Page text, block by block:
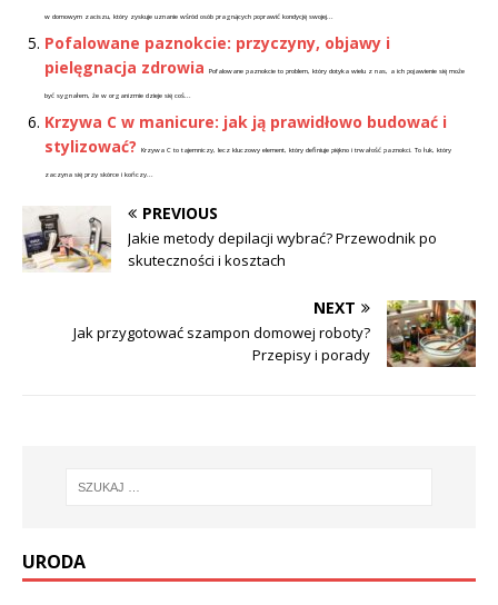
w domowym zaciszu, który zyskuje uznanie wśród osób pragnących poprawić kondycję swojej...
Pofalowane paznokcie: przyczyny, objawy i
pielęgnacja zdrowia
Pofalowane paznokcie to problem, który dotyka wielu z nas, a ich pojawienie się może
być sygnałem, że w organizmie dzieje się coś...
Krzywa C w manicure: jak ją prawidłowo budować i
stylizować?
Krzywa C to tajemniczy, lecz kluczowy element, który definiuje piękno i trwałość paznokci. To łuk, który
zaczyna się przy skórce i kończy...
PREVIOUS
Jakie metody depilacji wybrać? Przewodnik po
skuteczności i kosztach
NEXT
Jak przygotować szampon domowej roboty?
Przepisy i porady
URODA